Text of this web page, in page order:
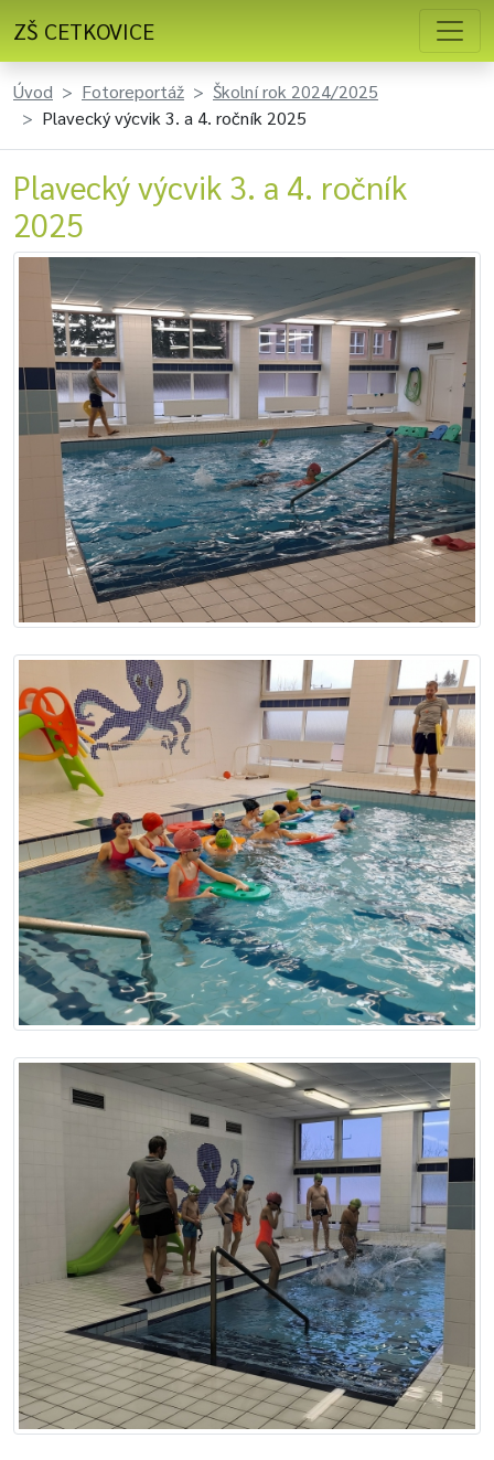
ZŠ CETKOVICE
Úvod Fotoreportáž
Školní rok 2024/2025
Plavecký výcvik 3. a 4. ročník 2025
Plavecký výcvik 3. a 4. ročník
2025